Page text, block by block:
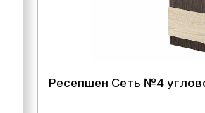
Ресепшен Сеть №4